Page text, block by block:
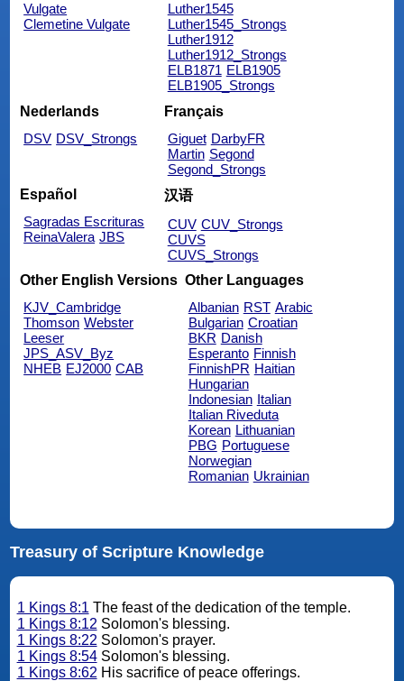
Vulgate
Clemetine Vulgate
Luther1545
Luther1545_Strongs
Luther1912
Luther1912_Strongs
ELB1871 ELB1905
ELB1905_Strongs
Nederlands
DSV DSV_Strongs
Français
Giguet DarbyFR
Martin Segond
Segond_Strongs
Español
Sagradas Escrituras
ReinaValera JBS
汉语
CUV CUV_Strongs
CUVS
CUVS_Strongs
Other English Versions
KJV_Cambridge
Thomson Webster
Leeser
JPS_ASV_Byz
NHEB EJ2000 CAB
Other Languages
Albanian RST Arabic
Bulgarian Croatian
BKR Danish
Esperanto Finnish
FinnishPR Haitian
Hungarian
Indonesian Italian
Italian Riveduta
Korean Lithuanian
PBG Portuguese
Norwegian
Romanian Ukrainian
Treasury of Scripture Knowledge
1 Kings 8:1 The feast of the dedication of the temple.
1 Kings 8:12 Solomon's blessing.
1 Kings 8:22 Solomon's prayer.
1 Kings 8:54Solomon's blessing.
1 Kings 8:62 His sacrifice of peace offerings.